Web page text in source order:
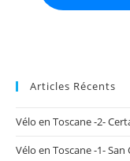
Articles Récents
Vélo en Toscane -2-
Vélo en Toscane -1-